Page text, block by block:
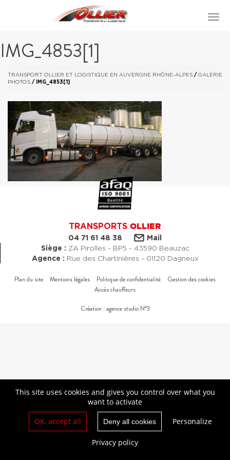
IMG_4853[1]
TRANSPORT OLLIER ET LOGISTIQUE EN AUVERGNE RHÔNE-ALPES / GALERIE
PHOTOS / IMG_4853[1]
TRANSPORTS OLLIER
04 71 61 48 38
Mail
Siège : ZA Pirolles - BP5 - 43590 Beauzac
Agence : Rue des Chartinières - 01120 Dagneux
Plan du site Mentions légales Politique de confidentialité
Gestion des cookies
Accès chauffeurs
Création : agence studio N°3
This site uses cookies and gives you control over what you
want to activate
OK, accept all
Deny all cookies Personalize
Privacy policy